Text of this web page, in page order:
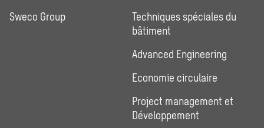
Sweco Group
Techniques spéciales du
bâtiment
Advanced Engineering
Economie circulaire
Project management et
Développement